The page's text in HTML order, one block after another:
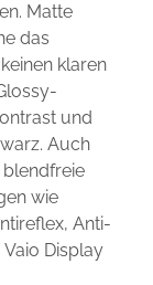
Matte
das
klaren
und
Auch
wie
Anti-
Display